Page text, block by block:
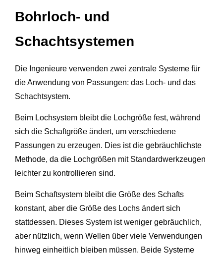
Bohrloch- und
Schachtsystemen
Die Ingenieure verwenden zwei zentrale Systeme für
die Anwendung von Passungen: das Loch- und das
Schachtsystem.
Beim Lochsystem bleibt die Lochgröße fest, während
sich die Schaftgröße ändert, um verschiedene
Passungen zu erzeugen. Dies ist die gebräuchlichste
Methode, da die Lochgrößen mit Standardwerkzeugen
leichter zu kontrollieren sind.
Beim Schaftsystem bleibt die Größe des Schafts
konstant, aber die Größe des Lochs ändert sich
stattdessen. Dieses System ist weniger gebräuchlich,
aber nützlich, wenn Wellen über viele Verwendungen
hinweg einheitlich bleiben müssen. Beide Systeme